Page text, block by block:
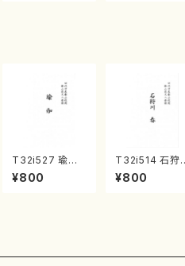
T32i527 瑜伽
（尺八/大月宗明/
楽譜）都山流公
¥800
T32i514 石狩
川 春（尺八/唯是
震一/楽譜）都山
¥800